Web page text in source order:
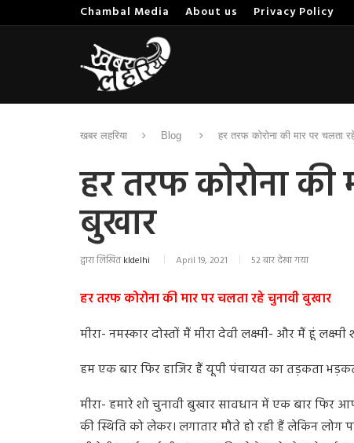
Chambal Media About us Privacy Policy
खबर लहरिया Blog हर तरफ कोरोना की मार पर चलता
हर तरफ कोरोना की
बुखार
द्वारा लिखितkldelhi April 19, 2021 52 बार देखा गया
हर तरफ कोरोना की मार पर चलता रहे चुनावी बुखार
मीरा- नमस्कार दोस्तों मैं मीरा देवी लक्ष्मी- और मैं हूं लक्ष्मी
हम एक बार फिर हाजिर हैं यूपी पंचायत का तड़कता
मीरा- हमारे शो चुनावी बुखार सावधान में एक बार फिर
की स्थिति को लेकर। लगातार मौते हो रही हैं लेकिन लोग